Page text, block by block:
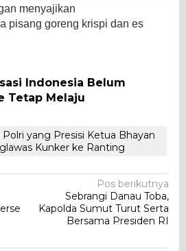
menyajikan
pisang goreng krispi dan es
Indonesia Belum
Tetap Melaju
yang Presisi Ketua Bhayan
Kunker ke Ranting
Pos berikutnya
Sebrangi Danau Toba,
Kapolda Sumut Turut Serta
Bersama Presiden RI